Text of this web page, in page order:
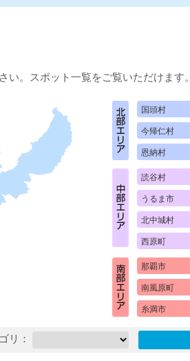
い。スポット一覧をご覧いただけます。
国頭村
今帰仁村
恩納村
読谷村
うるま市
北中城村
西原町
那覇市
南風原町
糸満市
リ：